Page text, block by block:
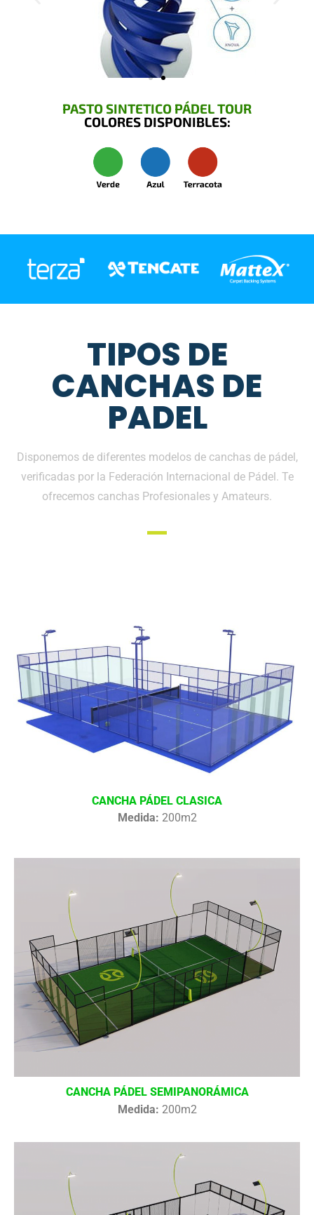
PASTO SINTETICO PÁDEL TOUR
COLORES DISPONIBLES:
TIPOS DE
CANCHAS DE
PADEL
Disponemos de diferentes modelos de canchas de pádel,
verificadas por la Federación Internacional de Pádel. Te
ofrecemos canchas Profesionales y Amateurs.
CANCHA PÁDEL CLASICA
Medida: 200m2
CANCHA PÁDEL SEMIPANORÁMICA
Medida: 200m2